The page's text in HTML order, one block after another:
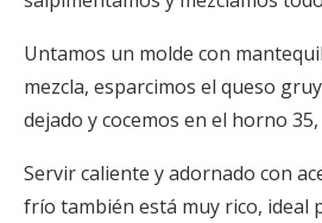
Untamos un molde con
mezcla, esparcimos el queso
dejado y cocemos en el horno
Servir caliente y adornado con
frío también está muy rico, ideal